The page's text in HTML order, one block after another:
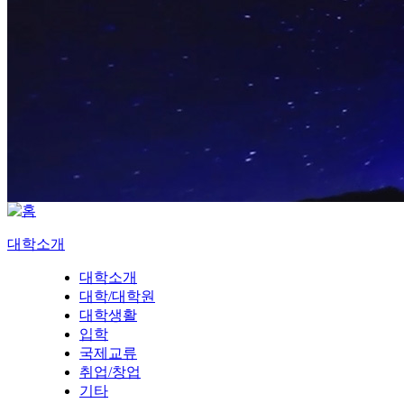
대학소개
대학소개
대학/대학원
대학생활
입학
국제교류
취업/창업
기타